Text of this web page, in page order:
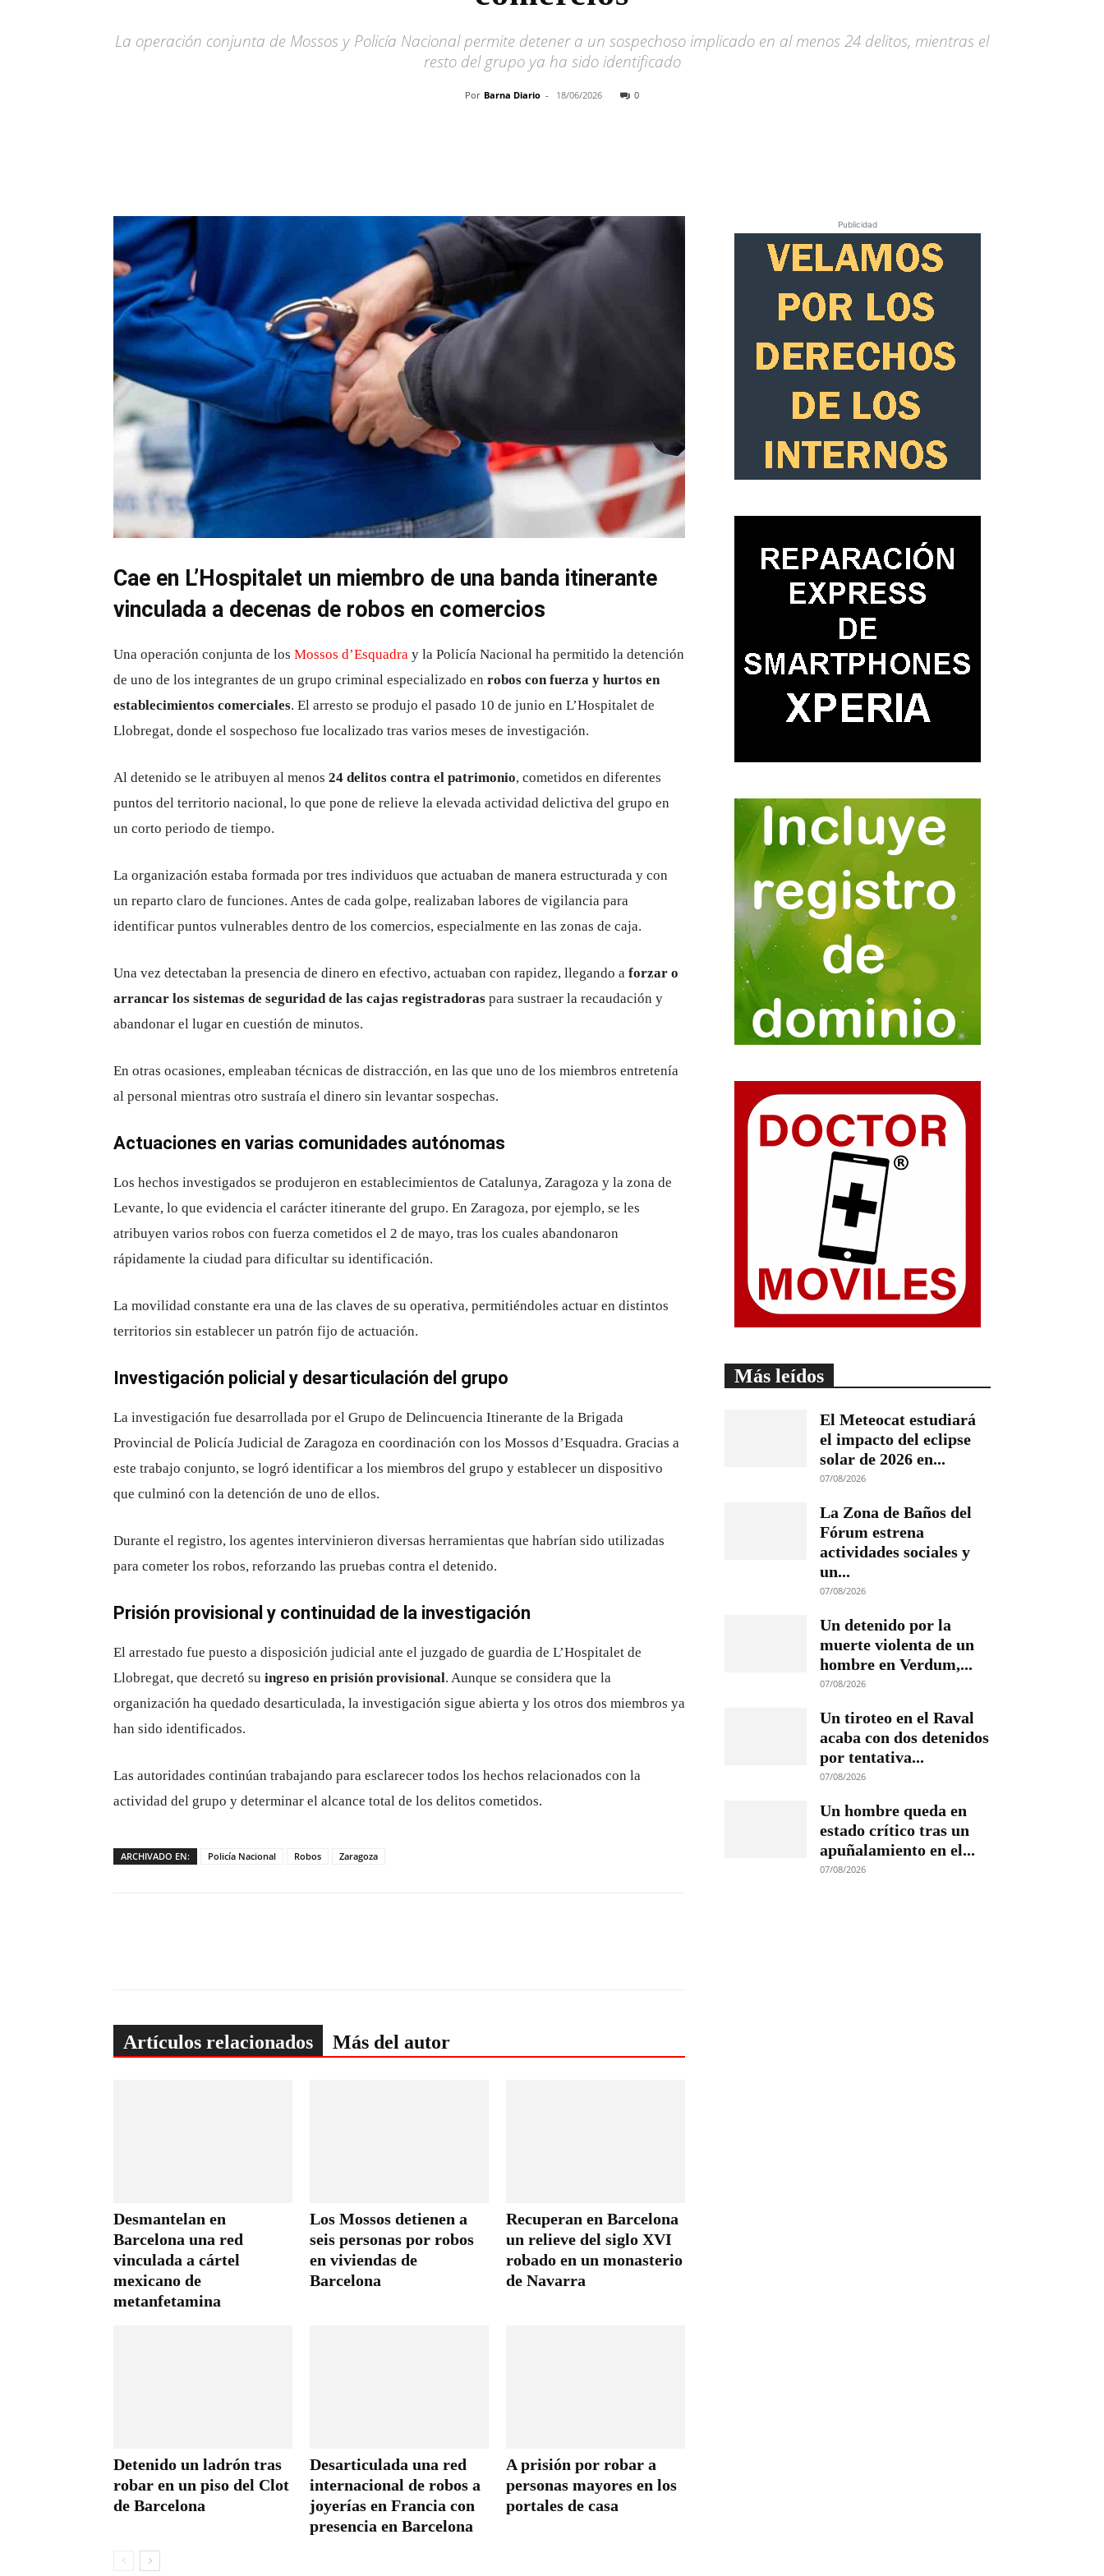
La operación conjunta de Mossos y Policía Nacional permite detener a un sospechoso implicado en al menos 24 delitos, mientras el
resto del grupo ya ha sido identificado
Por Barna Diario - 18/06/2026 0
Cae en L’Hospitalet un miembro de una banda itinerante
vinculada a decenas de robos en comercios
Una operación conjunta de los Mossos d’Esquadra y la Policía Nacional ha permitido la detención
de uno de los integrantes de un grupo criminal especializado en robos con fuerza y hurtos en
establecimientos comerciales. El arresto se produjo el pasado 10 de junio en L’Hospitalet de
Llobregat, donde el sospechoso fue localizado tras varios meses de investigación.
Al detenido se le atribuyen al menos 24 delitos contra el patrimonio, cometidos en diferentes
puntos del territorio nacional, lo que pone de relieve la elevada actividad delictiva del grupo en
un corto periodo de tiempo.
La organización estaba formada por tres individuos que actuaban de manera estructurada y con
un reparto claro de funciones. Antes de cada golpe, realizaban labores de vigilancia para
identificar puntos vulnerables dentro de los comercios, especialmente en las zonas de caja.
Una vez detectaban la presencia de dinero en efectivo, actuaban con rapidez, llegando a forzar o
arrancar los sistemas de seguridad de las cajas registradoras para sustraer la recaudación y
abandonar el lugar en cuestión de minutos.
En otras ocasiones, empleaban técnicas de distracción, en las que uno de los miembros entretenía
al personal mientras otro sustraía el dinero sin levantar sospechas.
Actuaciones en varias comunidades autónomas
Los hechos investigados se produjeron en establecimientos de Catalunya, Zaragoza y la zona de
Levante, lo que evidencia el carácter itinerante del grupo. En Zaragoza, por ejemplo, se les
atribuyen varios robos con fuerza cometidos el 2 de mayo, tras los cuales abandonaron
rápidamente la ciudad para dificultar su identificación.
La movilidad constante era una de las claves de su operativa, permitiéndoles actuar en distintos
territorios sin establecer un patrón fijo de actuación.
Investigación policial y desarticulación del grupo
La investigación fue desarrollada por el Grupo de Delincuencia Itinerante de la Brigada
Provincial de Policía Judicial de Zaragoza en coordinación con los Mossos d’Esquadra. Gracias a
este trabajo conjunto, se logró identificar a los miembros del grupo y establecer un dispositivo
que culminó con la detención de uno de ellos.
Durante el registro, los agentes intervinieron diversas herramientas que habrían sido utilizadas
para cometer los robos, reforzando las pruebas contra el detenido.
Prisión provisional y continuidad de la investigación
El arrestado fue puesto a disposición judicial ante el juzgado de guardia de L’Hospitalet de
Llobregat, que decretó su ingreso en prisión provisional. Aunque se considera que la
organización ha quedado desarticulada, la investigación sigue abierta y los otros dos miembros ya
han sido identificados.
Las autoridades continúan trabajando para esclarecer todos los hechos relacionados con la
actividad del grupo y determinar el alcance total de los delitos cometidos.
ARCHIVADO EN: Policía Nacional Robos Zaragoza
Artículos relacionados Más del autor
Desmantelan en
Barcelona una red
vinculada a cártel
mexicano de
metanfetamina
Los Mossos detienen a
seis personas por robos
en viviendas de
Barcelona
Recuperan en Barcelona
un relieve del siglo XVI
robado en un monasterio
de Navarra
Detenido un ladrón tras
robar en un piso del Clot
de Barcelona
Desarticulada una red
internacional de robos a
joyerías en Francia con
presencia en Barcelona
A prisión por robar a
personas mayores en los
portales de casa
Publicidad
Más leídos
El Meteocat estudiará
el impacto del eclipse
solar de 2026 en...
07/08/2026
La Zona de Baños del
Fórum estrena
actividades sociales y
un...
07/08/2026
Un detenido por la
muerte violenta de un
hombre en Verdum,...
07/08/2026
Un tiroteo en el Raval
acaba con dos detenidos
por tentativa...
07/08/2026
Un hombre queda en
estado crítico tras un
apuñalamiento en el...
07/08/2026